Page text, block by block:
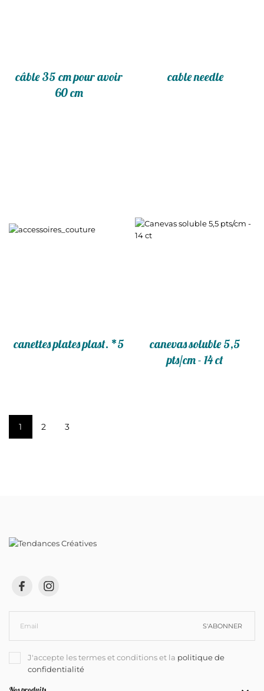
câble 35 cm pour avoir
60 cm
cable needle
canettes plates plast. *5
canevas soluble 5,5
pts/cm - 14 ct
1 2 3
S'ABONNER
J'accepte les termes et conditions et la politique de
confidentialité